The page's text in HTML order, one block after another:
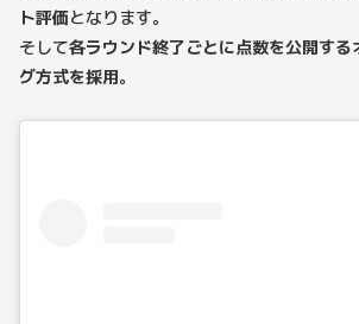
ト評価となります。
そして各ラウンド終了ごとに点数を公開する
グ方式を採用。